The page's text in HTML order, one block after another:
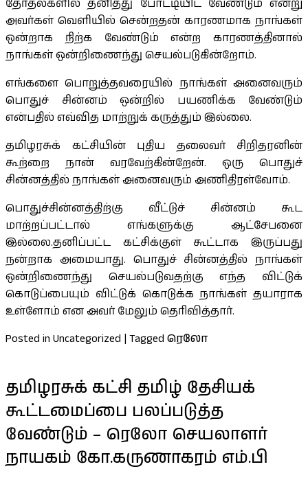
தேர்தல்களில் தனித்து போட்டியிட வேண்டும் என்று
அவர்கள் வெளியில் சென்றதன் காரணமாக நாங்கள்
ஒன்றாக நிற்க வேண்டும் என்ற காரணத்தினால்
நாங்கள் ஒன்றிணைந்து செயல்படுகின்றோம்.
எங்களை பொறுத்தவரையில் நாங்கள் அனைவரும்
பொதுச் சின்னம் ஒன்றில் பயணிக்க வேண்டும்
என்பதில் எவ்வித மாற்றுக் கருத்தும் இல்லை.
தமிழரசுக் கட்சியின் புதிய தலைவர் சிறிதரனின்
கூற்றை நான் வரவேற்கின்றேன். ஒரு பொதுச்
சின்னத்தில் நாங்கள் அனைவரும் அணிதிரள்வோம்.
பொதுச்சின்னத்திற்கு வீட்டுச் சின்னம் கூட
மாற்றப்பட்டால் எங்களுக்கு ஆட்சேபனை
இல்லை.தனிப்பட்ட கட்சிக்குள் கூட்டாக இருப்பது
நன்றாக அமையாது. பொதுச் சின்னத்தில் நாங்கள்
ஒன்றிணைந்து செயல்படுவதற்கு எந்த விட்டுக்
கொடுப்பையும் விட்டுக் கொடுக்க நாங்கள் தயாராக
உள்ளோம் என அவர் மேலும் தெரிவித்தார்.
Posted in Uncategorized | Tagged ரெலோ
தமிழரசுக் கட்சி தமிழ் தேசியக்
கூட்டமைப்பை பலப்படுத்த
வேண்டும் – ரெலோ செயலாளர்
நாயகம் கோ.கருணாகரம் எம்.பி